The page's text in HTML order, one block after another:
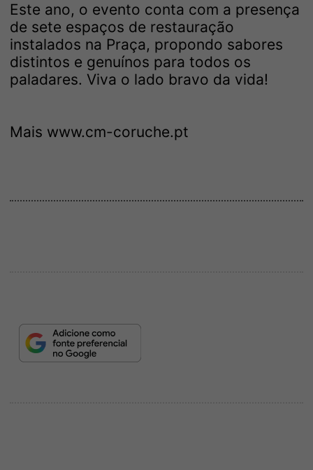
Este ano, o evento conta com a presença
de sete espaços de restauração
instalados na Praça, propondo sabores
distintos e genuínos para todos os
paladares. Viva o lado bravo da vida!
Mais www.cm-coruche.pt